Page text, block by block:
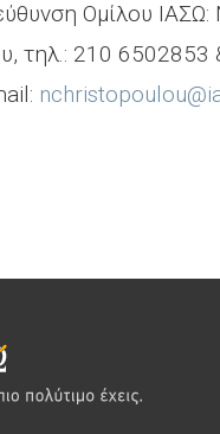
Ομίλου ΙΑΣΩ:
τηλ.: 210 6502853